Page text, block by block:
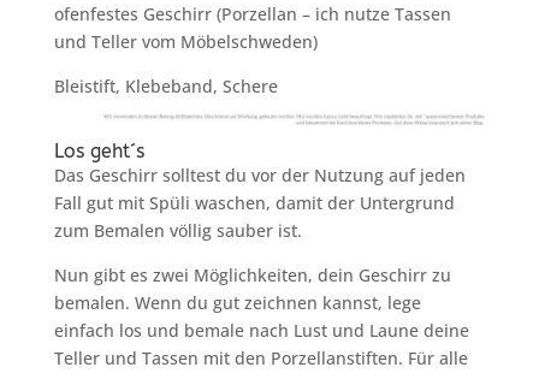
ofenfestes Geschirr (Porzellan – ich nutze Tassen
und Teller vom Möbelschweden)
Bleistift, Klebeband, Schere
Los geht´s
Das Geschirr solltest du vor der Nutzung auf jeden
Fall gut mit Spüli waschen, damit der Untergrund
zum Bemalen völlig sauber ist.
Nun gibt es zwei Möglichkeiten, dein Geschirr zu
bemalen. Wenn du gut zeichnen kannst, lege
einfach los und bemale nach Lust und Laune deine
Teller und Tassen mit den Porzellanstiften. Für alle